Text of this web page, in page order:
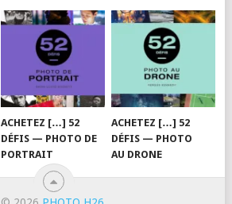
ACHETEZ […] 52
DÉFIS — PHOTO DE
PORTRAIT
ACHETEZ […] 52
DÉFIS — PHOTO
AU DRONE